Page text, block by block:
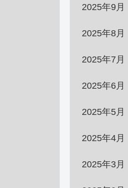
2025年9月
2025年8月
2025年7月
2025年6月
2025年5月
2025年4月
2025年3月